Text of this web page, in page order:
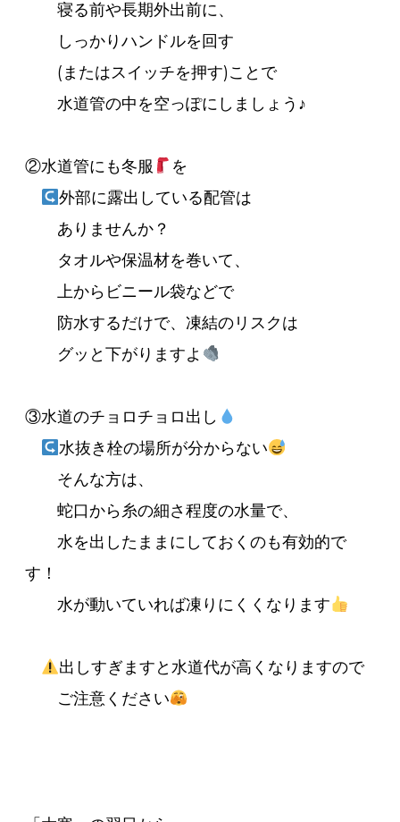
寝る前や長期外出前に、
しっかりハンドルを回す
(またはスイッチを押す)ことで
水道管の中を空っぽにしましょう♪
②水道管にも冬服
を
外部に露出している配管は
ありませんか？
タオルや保温材を巻いて、
上からビニール袋などで
防水するだけで、凍結のリスクは
グッと下がりますよ
③水道のチョロチョロ出し
水抜き栓の場所が分からない
そんな方は、
蛇口から糸の細さ程度の水量で、
水を出したままにしておくのも有効的で
す！
水が動いていれば凍りにくくなります
出しすぎますと水道代が高くなりますので
ご注意ください